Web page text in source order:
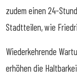
zudem einen 24-
Stadtteilen, wie
Wiederkehrende
erhöhen die